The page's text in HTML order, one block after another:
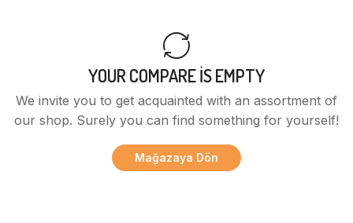
YOUR COMPARE IS EMPTY
We invite you to get acquainted with an assortment of
our shop. Surely you can find something for yourself!
Mağazaya Dön